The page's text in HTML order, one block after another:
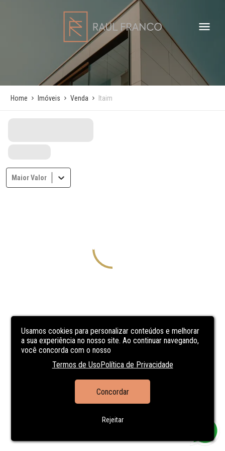
Usamos cookies para personalizar conteúdos e melhorar
a sua experiência no nosso site. Ao continuar navegando,
você concorda com o nosso
Termos de UsoPolítica de Privacidade
Concordar
Rejeitar
Home Imóveis Venda Itaim
Maior Valor